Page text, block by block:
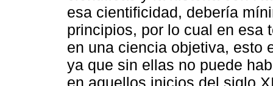
esa cientificidad, debería
principios, por lo cual en esa
en una ciencia objetiva, esto
ya que sin ellas no puede
en aquellos inicios del siglo